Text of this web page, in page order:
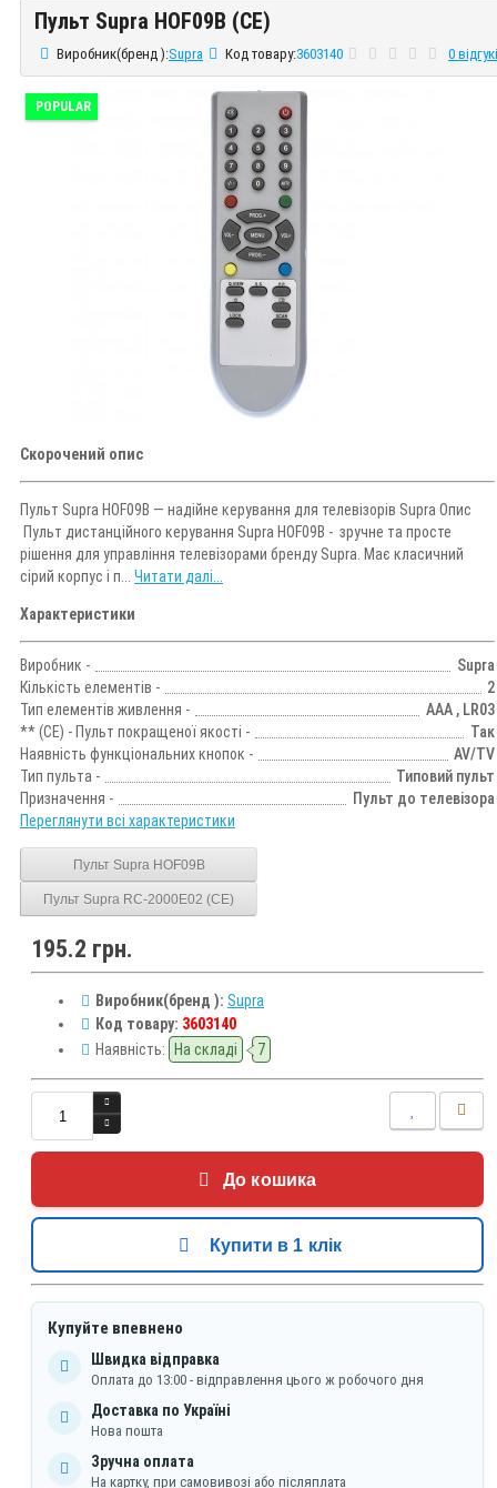
Пульт Supra HOF09B (CE)
Пульт Supra HOF09B (CE)
Виробник(бренд ):Supra Код товару:3603140 0
POPULAR
Скорочений опис
Пульт Supra HOF09B — надійне керування для телевізорів Supra Опис
Пульт дистанційного керування Supra HOF09B - зручне та просте
рішення для управління телевізорами бренду Supra. Має класичний
сірий корпус і п... Читати далі...
Характеристики
Виробник -
Supra
Кількість елементів -
2
Тип елементів живлення -
AAA , LR03
** (CE) - Пульт покращеної якості -
Так
Наявність функціональних кнопок -
AV/TV
Тип пульта -
Типовий пульт
Призначення -
Пульт до телевізора
Переглянути всі характеристики
Пульт Supra HOF09B
Пульт Supra RC-2000E02 (CE)
195.2 грн.
Виробник(бренд ): Supra
Код товару: 3603140
Наявність:
На складі 7
До кошика
Купити в 1 клік
Купуйте впевнено
Швидка відправка
Оплата до 13:00 - відправлення цього ж робочого дня
Доставка по Україні
Нова пошта
Зручна оплата
На картку, при самовивозі або післяплата